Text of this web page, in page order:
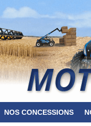
NOS CONCESSIONS